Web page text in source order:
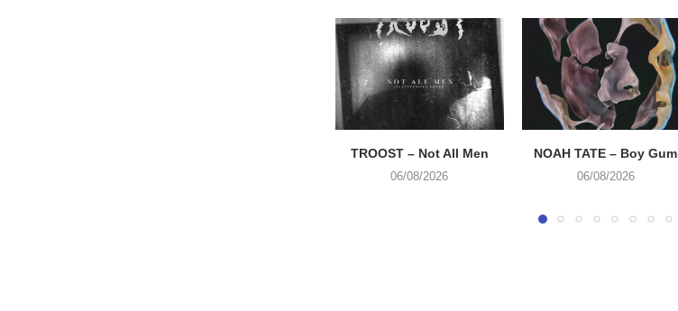
TROOST – Not All Men
06/08/2026
NOAH TATE – Boy Gum
06/08/2026